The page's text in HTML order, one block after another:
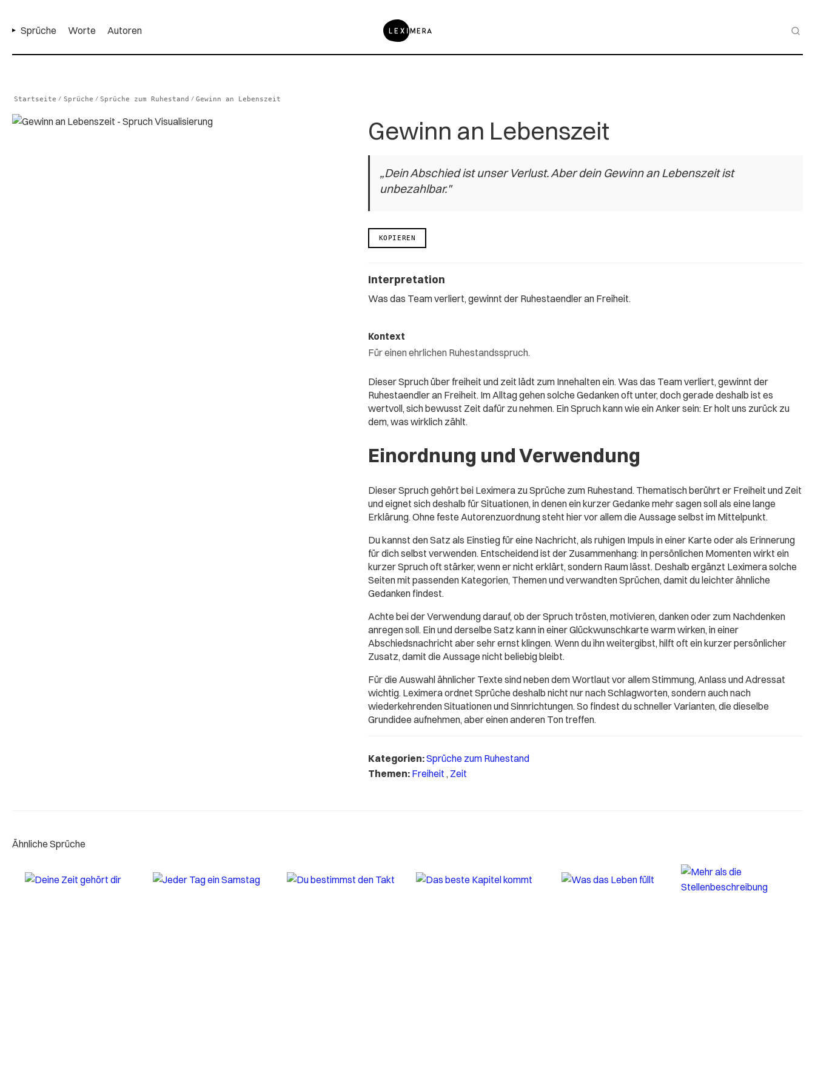
Sprüche Worte Autoren
Startseite / Sprüche / Sprüche zum Ruhestand / Gewinn an Lebenszeit
Gewinn an Lebenszeit
„Dein Abschied ist unser Verlust. Aber dein Gewinn an Lebenszeit ist
unbezahlbar."
KOPIEREN
Interpretation
Was das Team verliert, gewinnt der Ruhestaendler an Freiheit.
Kontext
Für einen ehrlichen Ruhestandsspruch.
Dieser Spruch über freiheit und zeit lädt zum Innehalten ein. Was das Team verliert, gewinnt der
Ruhestaendler an Freiheit. Im Alltag gehen solche Gedanken oft unter, doch gerade deshalb ist es
wertvoll, sich bewusst Zeit dafür zu nehmen. Ein Spruch kann wie ein Anker sein: Er holt uns zurück zu
dem, was wirklich zählt.
Einordnung und Verwendung
Dieser Spruch gehört bei Leximera zu Sprüche zum Ruhestand. Thematisch berührt er Freiheit und Zeit
und eignet sich deshalb für Situationen, in denen ein kurzer Gedanke mehr sagen soll als eine lange
Erklärung. Ohne feste Autorenzuordnung steht hier vor allem die Aussage selbst im Mittelpunkt.
Du kannst den Satz als Einstieg für eine Nachricht, als ruhigen Impuls in einer Karte oder als Erinnerung
für dich selbst verwenden. Entscheidend ist der Zusammenhang: In persönlichen Momenten wirkt ein
kurzer Spruch oft stärker, wenn er nicht erklärt, sondern Raum lässt. Deshalb ergänzt Leximera solche
Seiten mit passenden Kategorien, Themen und verwandten Sprüchen, damit du leichter ähnliche
Gedanken findest.
Achte bei der Verwendung darauf, ob der Spruch trösten, motivieren, danken oder zum Nachdenken
anregen soll. Ein und derselbe Satz kann in einer Glückwunschkarte warm wirken, in einer
Abschiedsnachricht aber sehr ernst klingen. Wenn du ihn weitergibst, hilft oft ein kurzer persönlicher
Zusatz, damit die Aussage nicht beliebig bleibt.
Für die Auswahl ähnlicher Texte sind neben dem Wortlaut vor allem Stimmung, Anlass und Adressat
wichtig. Leximera ordnet Sprüche deshalb nicht nur nach Schlagworten, sondern auch nach
wiederkehrenden Situationen und Sinnrichtungen. So findest du schneller Varianten, die dieselbe
Grundidee aufnehmen, aber einen anderen Ton treffen.
Kategorien:Sprüche zum Ruhestand
Themen: Freiheit , Zeit
Ähnliche Sprüche